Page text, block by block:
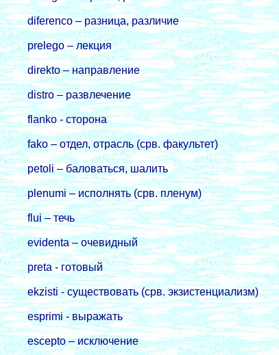
diferenco – разница, различие
prelego – лекция
direkto – направление
distro – развлечение
flanko - сторона
fako – отдел, отрасль (срв. факультет)
petoli – баловаться, шалить
plenumi – исполнять (срв. пленум)
flui – течь
evidentа – очевидный
preta - готовый
ekzisti - существовать (срв. экзистенциализм)
esprimi - выражать
escepto – исключение